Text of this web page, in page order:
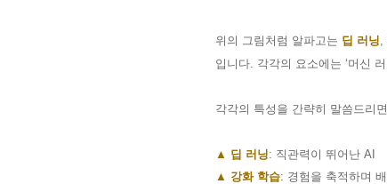
위의 그림처럼 알파고는 딥 러닝,
입니다. 각각의 요소에는 ‘머신 러
각각의 특성을 간략히 말씀드리
▲ 딥 러닝: 직관력이 뛰어난 AI
▲ 강화 학습: 경험을 축적하며